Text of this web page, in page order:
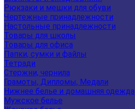
Рюкзаки и мешки для обуви
Чертежные принадлежности
Настольные принадлежности
Товары для школы
Товары для офиса
Папки, сумки и файлы
Тетради
Стержни, чернила
Грамоты, Дипломы, Медали
Нижнее белье и домашняя одежда
Мужское белье